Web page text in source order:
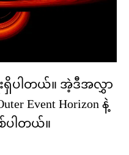
ရှိပါတယ်။ အဲ့ဒီအလွှာ
Event Horizon နဲ့
စ်ပါတယ်။